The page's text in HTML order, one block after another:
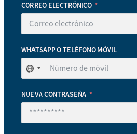
CORREO ELECTRÓNICO
WHATSAPP O TELÉFONO MÓVIL
No
se
ha
seleccionado
ningún
país
NUEVA CONTRASEÑA